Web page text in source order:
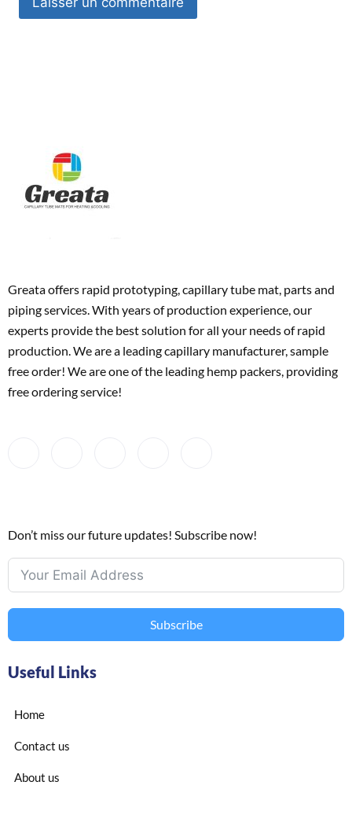
Greata offers rapid prototyping, capillary tube mat, parts and
piping services. With years of production experience, our
experts provide the best solution for all your needs of rapid
production. We are a leading capillary manufacturer, sample
free order! We are one of the leading hemp packers, providing
free ordering service!
Don’t miss our future updates! Subscribe now!
Subscribe
Useful Links
Home
Contact us
About us